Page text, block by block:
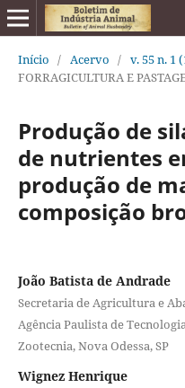
Início / Acervo / v. 55 n. 1
FORRAGICULTURA E
Produção de
de nutrientes
produção de
composição
João Batista de Andrade
Secretaria de Agricultura e
Agência Paulista de
Zootecnia, Nova Odessa, SP
Wignez Henrique